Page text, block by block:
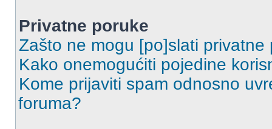
Privatne poruke
Zašto ne mogu [po]slati privatne
Kako onemogućiti pojedine
Kome prijaviti spam odnosno
foruma?